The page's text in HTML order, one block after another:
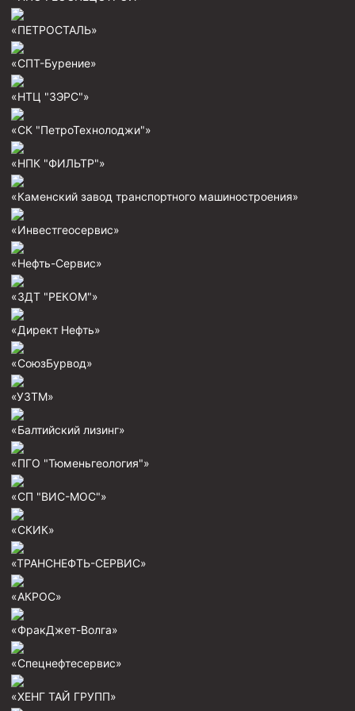
Муфта ОТТМ 146
Муфта БТС 178
Муфта БТС 168
Муфта ОТТМ 127
Муфта ОТТМ 324
Муфта ОТТМ 178
Муфта ОТТМ 168
Муфта ОТТГ 146
Муфта ОТТГ 127
Муфта ОТТГ 114
Буровое оборудование
высокого давления
Противовыбросовое оборудование
Системы верхнего привода (СВП)
Элеваторы трубные
Буровые установки
«ПЕТРОСТАЛЬ»
«СПТ-Бурение»
«НТЦ "ЗЭРС"»
«СК "ПетроТехнолоджи"»
«НПК "ФИЛЬТР"»
«Каменский завод транспортного машиностроения»
«Инвестгеосервис»
«Нефть-Сервис»
«ЗДТ "РЕКОМ"»
«Директ Нефть»
«СоюзБурвод»
«УЗТМ»
«Балтийский лизинг»
«ПГО "Тюменьгеология"»
«СП "ВИС-МОС"»
«СКИК»
«ТРАНСНЕФТЬ-СЕРВИС»
«АКРОС»
«ФракДжет-Волга»
«Спецнефтесервис»
«ХЕНГ ТАЙ ГРУПП»